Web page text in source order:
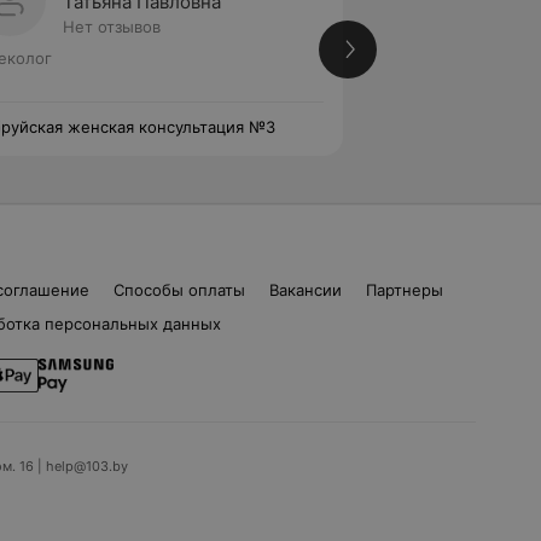
Нет отзывов
женская консультация №3
Способы оплаты Вакансии
Партнеры
персональных данных
16 | help@103.by